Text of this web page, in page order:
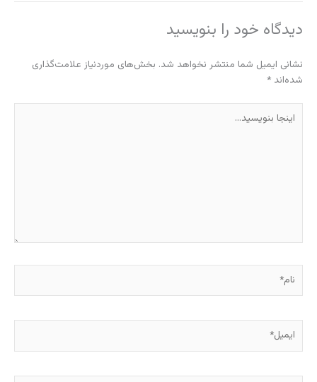
دیدگاه‌ خود را بنویسید
نشانی ایمیل شما منتشر نخواهد شد. بخش‌های موردنیاز علامت‌گذاری
شده‌اند *
بنویسید…